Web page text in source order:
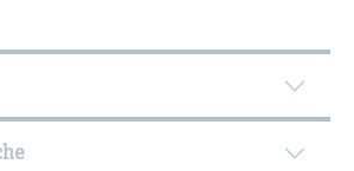
In­for­ma­tio­nen